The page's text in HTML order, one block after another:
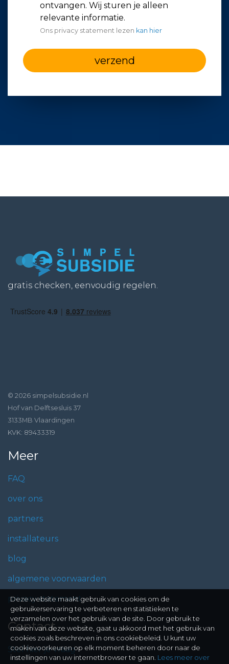
ontvangen. Wij sturen je alleen
relevante informatie.
Ons privacy statement lezen kan hier
verzend
gratis checken, eenvoudig regelen.
© 2026 simpelsubsidie.nl
Hof van Delftsesluis 37
3133MB Vlaardingen
KVK: 89433319
Meer
FAQ
over ons
partners
installateurs
blog
algemene voorwaarden
privacy statement
Contact
Stel hier je vraag
Deze website maakt gebruik van cookies om de
gebruikerservaring te verbeteren en statistieken te
verzamelen over het gebruik van de site. Door gebruik te
maken van deze website, gaat u akkoord met het gebruik van
cookies zoals beschreven in ons cookiebeleid. U kunt uw
cookievoorkeuren op elk moment beheren door naar de
instellingen van uw internetbrowser te gaan. Lees meer over